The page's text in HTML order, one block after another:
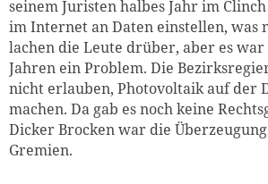
seinem Juristen halbes Jahr im
im Internet an Daten einstellen, was
lachen die Leute drüber, aber es war
Jahren ein Problem. Die
nicht erlauben, Photovoltaik auf der
machen. Da gab es noch keine
Dicker Brocken war die
Gremien.